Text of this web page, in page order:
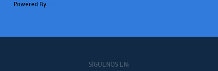
Powered By
SÍGUENOS EN: